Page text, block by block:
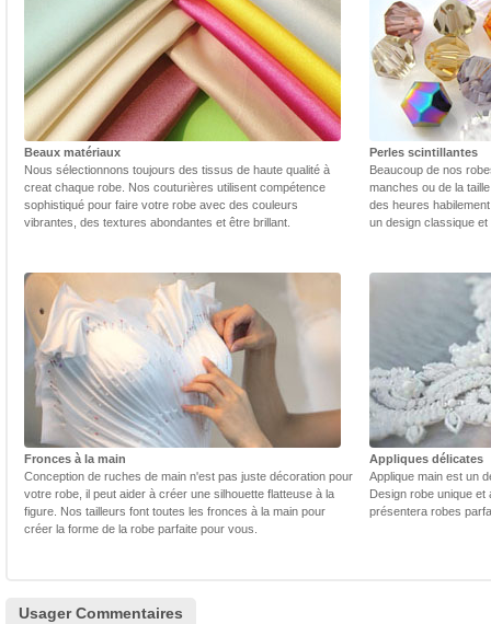
Beaux matériaux
Nous sélectionnons toujours des tissus de haute qualité à
creat chaque robe. Nos couturières utilisent compétence
sophistiqué pour faire votre robe avec des couleurs
vibrantes, des textures abondantes et être brillant.
Perles scintillantes
Beaucoup de nos
manches ou de la
des heures
un design classique
Fronces à la main
Conception de ruches de main n'est pas juste décoration pour
votre robe, il peut aider à créer une silhouette flatteuse à la
figure. Nos tailleurs font toutes les fronces à la main pour
créer la forme de la robe parfaite pour vous.
Appliques délicates
Applique main est un
Design robe unique
présentera robes
Usager Commentaires